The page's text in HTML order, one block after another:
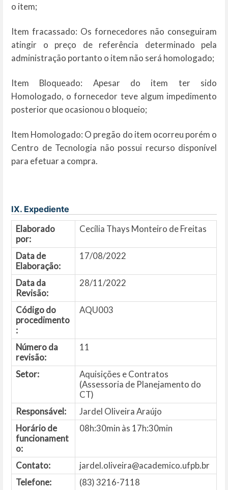
o item;
Item fracassado: Os fornecedores não conseguiram
atingir o preço de referência determinado pela
administração portanto o item não será homologado;
Item Bloqueado: Apesar do item ter sido
Homologado, o fornecedor teve algum impedimento
posterior que ocasionou o bloqueio;
Item Homologado: O pregão do item ocorreu porém o
Centro de Tecnologia não possui recurso disponível
para efetuar a compra.
IX. Expediente
Elaborado
por:
Cecília Thays Monteiro de Freitas
Data de
Elaboração:
17/08/2022
Data da
Revisão:
28/11/2022
Código do
procedimento
:
AQU003
Número da
revisão:
11
Setor:
Aquisições e Contratos
(Assessoria de Planejamento do
CT)
Responsável:
Jardel Oliveira Araújo
Horário de
funcionament
o:
08h:30min às 17h:30min
Contato:
jardel.oliveira@academico.ufpb.br
Telefone:
(83) 3216-7118